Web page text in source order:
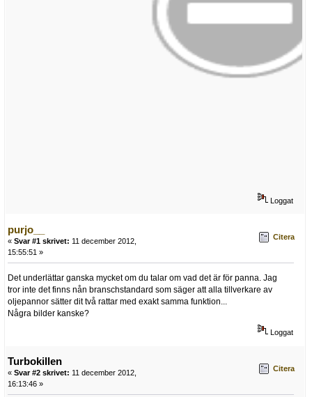
Loggat
purjo__
« Svar #1 skrivet: 11 december 2012,
15:55:51 »
Citera
Det underlättar ganska mycket om du talar om vad det är för panna. Jag
tror inte det finns nån branschstandard som säger att alla tillverkare av
oljepannor sätter dit två rattar med exakt samma funktion...
Några bilder kanske?
Loggat
Turbokillen
« Svar #2 skrivet: 11 december 2012,
16:13:46 »
Citera